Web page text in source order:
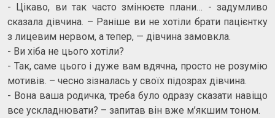
- Цікаво, ви так часто змінюєте плани… - задумливо
сказала дівчина. – Раніше ви не хотіли брати пацієнтку
з лицевим нервом, а тепер, — дівчина замовкла.
- Ви хіба не цього хотіли?
- Так, саме цього і дуже вам вдячна, просто не розумію
мотивів. – чесно зізналась у своїх підозрах дівчина.
- Вона ваша родичка, треба було одразу сказати навіщо
все ускладнювати? – запитав він вже м’якшим тоном.